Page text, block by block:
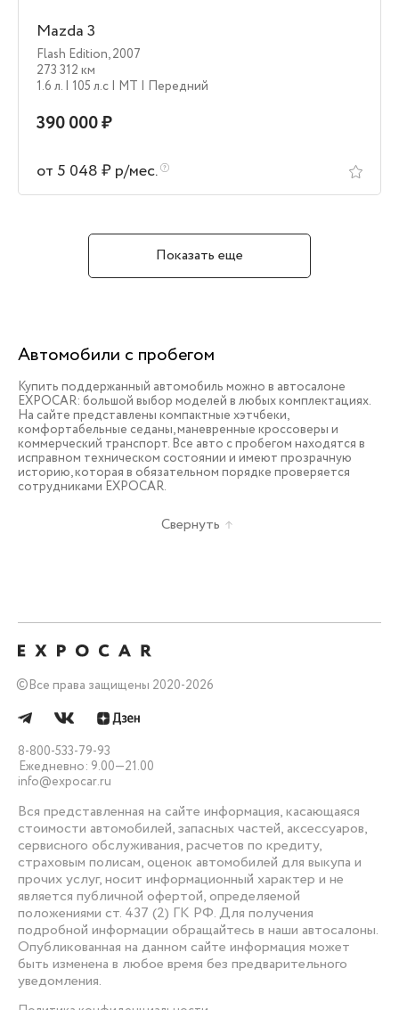
Mazda 3
Flash Edition,2007
273 312 км
1.6 л. | 105 л.c | MT | Передний
390 000 ₽
от 5 048 ₽ р/мес.
Показать еще
Автомобили с пробегом
Купить поддержанный автомобиль можно в автосалоне
EXPOCAR: большой выбор моделей в любых комплектациях.
На сайте представлены компактные хэтчбеки,
комфортабельные седаны, маневренные кроссоверы и
коммерческий транспорт. Все авто с пробегом находятся в
исправном техническом состоянии и имеют прозрачную
историю, которая в обязательном порядке проверяется
сотрудниками EXPOCAR.
Свернуть
©Все права защищены 2020-2026
8-800-533-79-93
Ежедневно: 9.00—21.00
info@expocar.ru
Вся представленная на сайте информация, касающаяся
стоимости автомобилей, запасных частей, аксессуаров,
сервисного обслуживания, расчетов по кредиту,
страховым полисам, оценок автомобилей для выкупа и
прочих услуг, носит информационный характер и не
является публичной офертой, определяемой
положениями ст. 437 (2) ГК РФ. Для получения
подробной информации обращайтесь в наши автосалоны.
Опубликованная на данном сайте информация может
быть изменена в любое время без предварительного
уведомления.